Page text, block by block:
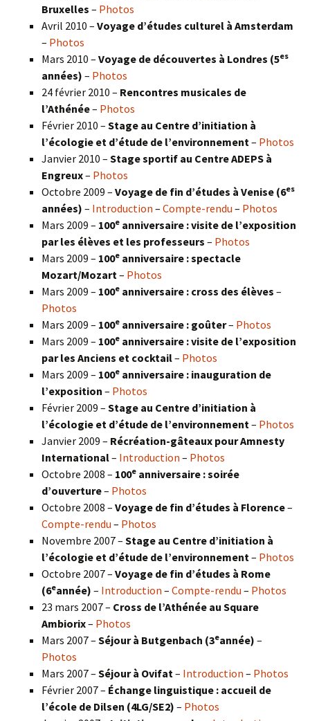
Bruxelles – Photos
Avril 2010 – Voyage d’études culturel à Amsterdam
– Photos
Mars 2010 – Voyage de découvertes à Londres (5es
années) – Photos
24 février 2010 – Rencontres musicales de
l’Athénée– Photos
Février 2010 – Stage au Centre d’initiation à
l’écologie et d’étude de l’environnement – Photos
Janvier 2010 – Stage sportif au Centre ADEPS à
Engreux– Photos
Octobre 2009 – Voyage de fin d’études à Venise (6es
années) – Introduction – Compte-rendu – Photos
Mars 2009 – 100e anniversaire : visite de l’exposition
par les élèves et les professeurs – Photos
Mars 2009 – 100e anniversaire : spectacle
Mozart/Mozart – Photos
Mars 2009 – 100e anniversaire : cross des élèves –
Photos
Mars 2009 – 100e anniversaire : goûter– Photos
Mars 2009 – 100e anniversaire : visite de l’exposition
par les Anciens et cocktail– Photos
Mars 2009 – 100e anniversaire : inauguration de
l’exposition – Photos
Février 2009 – Stage au Centre d’initiation à
l’écologie et d’étude de l’environnement – Photos
Janvier 2009 – Récréation-gâteaux pour Amnesty
International– Introduction – Photos
Octobre 2008 – 100e anniversaire : soirée
d’ouverture– Photos
Octobre 2008 – Voyage de fin d’études à Florence–
Compte-rendu – Photos
Novembre 2007 – Stage au Centre d’initiation à
l’écologie et d’étude de l’environnement – Photos
Octobre 2007 – Voyage de fin d’études à Rome
(6eannée) – Introduction – Compte-rendu – Photos
23 mars 2007 – Cross de l’Athénée au Square
Ambiorix– Photos
Mars 2007 – Séjour à Butgenbach (3eannée) –
Photos
Mars 2007 – Séjour à Ovifat – Introduction – Photos
Février 2007 – Échange linguistique : accueil de
l’école de Dilsen (4LG/SE2) – Photos